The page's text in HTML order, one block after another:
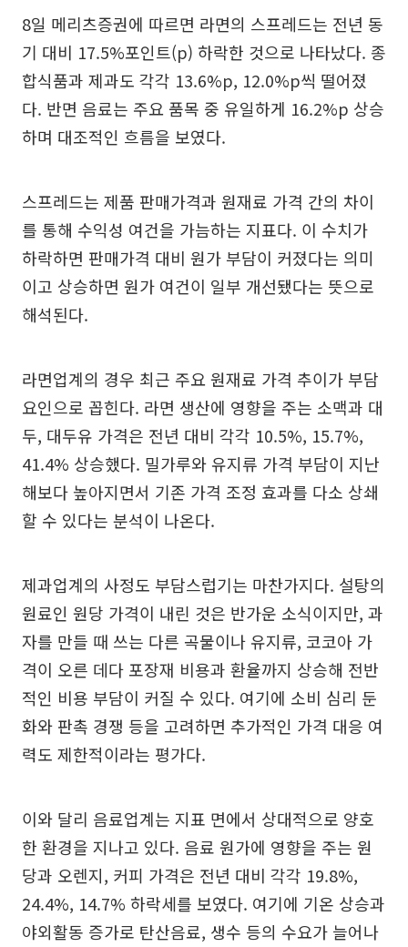
8일 메리츠증권에 따르면 라면의 스프레드는 전년 동
기 대비 17.5%포인트(p) 하락한 것으로 나타났다. 종
합식품과 제과도 각각 13.6%p, 12.0%p씩 떨어졌
다. 반면 음료는 주요 품목 중 유일하게 16.2%p 상승
하며 대조적인 흐름을 보였다.
스프레드는 제품 판매가격과 원재료 가격 간의 차이
를 통해 수익성 여건을 가늠하는 지표다. 이 수치가
하락하면 판매가격 대비 원가 부담이 커졌다는 의미
이고 상승하면 원가 여건이 일부 개선됐다는 뜻으로
해석된다.
라면업계의 경우 최근 주요 원재료 가격 추이가 부담
요인으로 꼽힌다. 라면 생산에 영향을 주는 소맥과 대
두, 대두유 가격은 전년 대비 각각 10.5%, 15.7%,
41.4% 상승했다. 밀가루와 유지류 가격 부담이 지난
해보다 높아지면서 기존 가격 조정 효과를 다소 상쇄
할 수 있다는 분석이 나온다.
제과업계의 사정도 부담스럽기는 마찬가지다. 설탕의
원료인 원당 가격이 내린 것은 반가운 소식이지만, 과
자를 만들 때 쓰는 다른 곡물이나 유지류, 코코아 가
격이 오른 데다 포장재 비용과 환율까지 상승해 전반
적인 비용 부담이 커질 수 있다. 여기에 소비 심리 둔
화와 판촉 경쟁 등을 고려하면 추가적인 가격 대응 여
력도 제한적이라는 평가다.
이와 달리 음료업계는 지표 면에서 상대적으로 양호
한 환경을 지나고 있다. 음료 원가에 영향을 주는 원
당과 오렌지, 커피 가격은 전년 대비 각각 19.8%,
24.4%, 14.7% 하락세를 보였다. 여기에 기온 상승과
야외활동 증가로 탄산음료, 생수 등의 수요가 늘어나